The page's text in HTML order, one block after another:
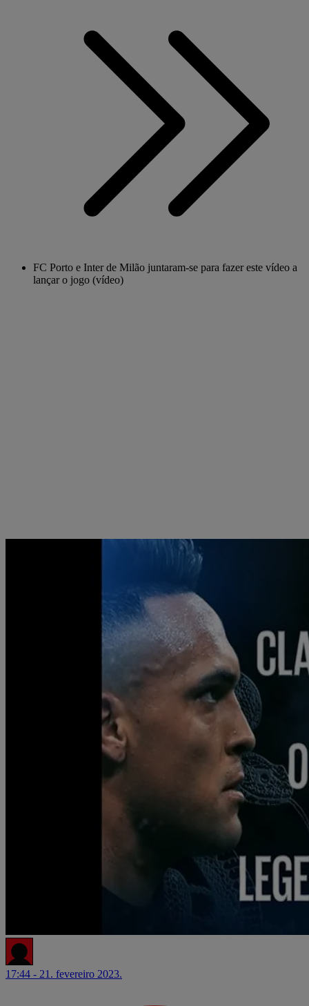
FC Porto e Inter de Milão juntaram-se para fazer este vídeo a
lançar o jogo (vídeo)
17:44 - 21. fevereiro 2023.